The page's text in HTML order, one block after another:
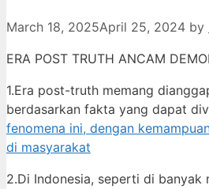
March 18, 2025April 25, 2024 by
ERA POST TRUTH ANCAM
1.Era post-truth memang
berdasarkan fakta yang dapat
fenomena ini, dengan
di masyarakat
2.Di Indonesia, seperti di